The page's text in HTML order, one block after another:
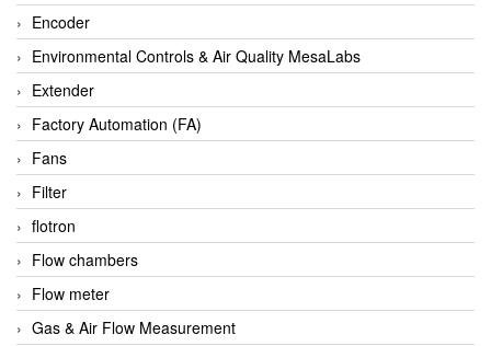
Anybus/ HMS
AOBEN
Apex Dynamics Vietnam
Apex Dynamics Vietnam
Apiste
APLISENS VietNam
Apollo Fire
Appleton
AQ Matic
Aqualabo Vietnam
Encoder
Environmental Controls & Air Quality MesaLabs
Extender
Factory Automation (FA)
Fans
Filter
flotron
Flow chambers
Flow meter
Gas & Air Flow Measurement